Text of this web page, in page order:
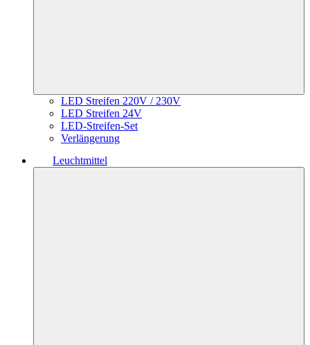
LED Streifen 220V / 230V
LED Streifen 24V
LED-Streifen-Set
Verlängerung
Leuchtmittel